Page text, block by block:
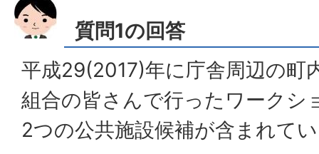
質問1の回答
平成29(2017)年に庁舎周辺の町
組合の皆さんで行ったワークシ
2つの公共施設候補が含まれて